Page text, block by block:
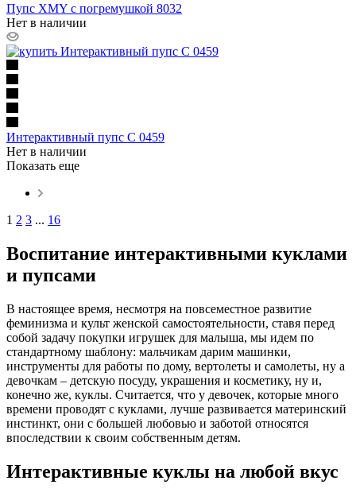
Пупс XMY с погремушкой 8032
Нет в наличии
Интерактивный пупс C 0459
Нет в наличии
Показать еще
1 2 3 ... 16
Воспитание интерактивными куклами
и пупсами
В настоящее время, несмотря на повсеместное развитие
феминизма и культ женской самостоятельности, ставя перед
собой задачу покупки игрушек для малыша, мы идем по
стандартному шаблону: мальчикам дарим машинки,
инструменты для работы по дому, вертолеты и самолеты, ну а
девочкам – детскую посуду, украшения и косметику, ну и,
конечно же, куклы. Считается, что у девочек, которые много
времени проводят с куклами, лучше развивается материнский
инстинкт, они с большей любовью и заботой относятся
впоследствии к своим собственным детям.
Интерактивные куклы на любой вкус